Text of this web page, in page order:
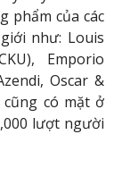
phẩm của các
như: Louis
Emporio
Oscar &
cũng có mặt ở
lượt người